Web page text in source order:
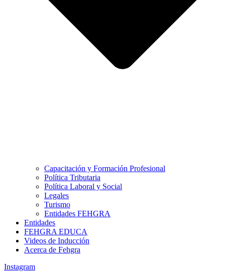
Capacitación y Formación Profesional
Política Tributaria
Política Laboral y Social
Legales
Turismo
Entidades FEHGRA
Entidades
FEHGRA EDUCA
Videos de Inducción
Acerca de Fehgra
Instagram